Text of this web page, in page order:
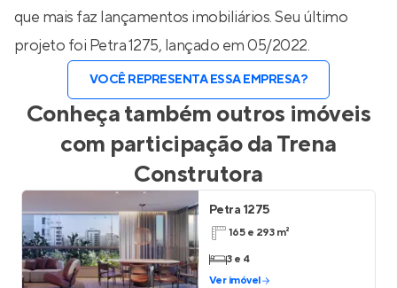
que mais faz lançamentos imobiliários. Seu último
projeto foi Petra 1275, lançado em 05/2022.
VOCÊ REPRESENTA ESSA EMPRESA?
Conheça também outros imóveis
com participação daTrena
Construtora
Petra 1275
165 e 293 m²
3 e 4
Ver imóvel